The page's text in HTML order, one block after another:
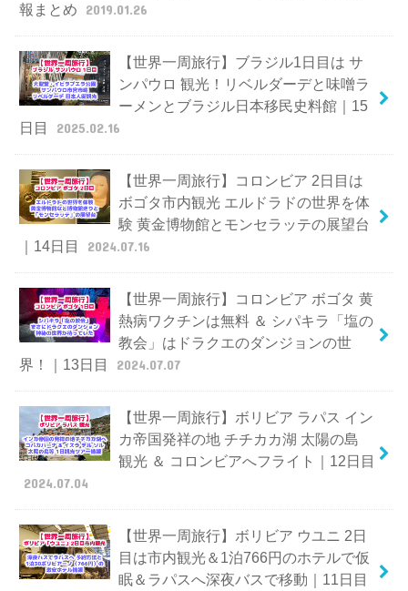
報まとめ
2019.01.26
【世界一周旅行】ブラジル1日目は サ
ンパウロ 観光！リベルダーデと味噌ラ
ーメンとブラジル日本移民史料館｜15
日目
2025.02.16
【世界一周旅行】コロンビア 2日目は
ボゴタ市内観光 エルドラドの世界を体
験 黄金博物館とモンセラッテの展望台
｜14日目
2024.07.16
【世界一周旅行】コロンビア ボゴタ 黄
熱病ワクチンは無料 ＆ シパキラ「塩の
教会」はドラクエのダンジョンの世
界！｜13日目
2024.07.07
【世界一周旅行】ボリビア ラパス イン
カ帝国発祥の地 チチカカ湖 太陽の島
観光 ＆ コロンビアへフライト｜12日目
2024.07.04
【世界一周旅行】ボリビア ウユニ 2日
目は市内観光＆1泊766円のホテルで仮
眠＆ラパスへ深夜バスで移動｜11日目